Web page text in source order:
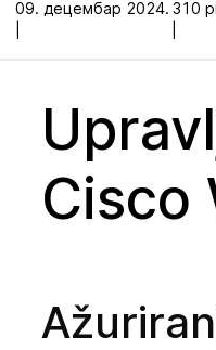
09. децембар 2024. 310
Cisco